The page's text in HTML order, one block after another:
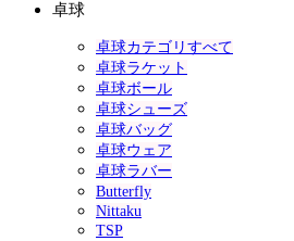
卓球
卓球カテゴリすべて
卓球ラケット
卓球ボール
卓球シューズ
卓球バッグ
卓球ウェア
卓球ラバー
Butterfly
Nittaku
TSP